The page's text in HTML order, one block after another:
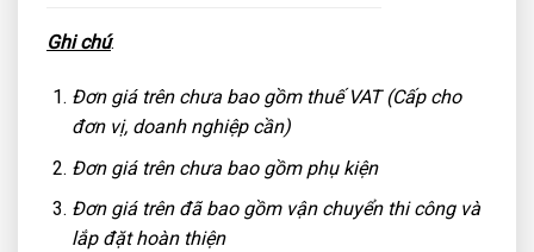
Ghi chú:
Đơn giá trên chưa bao gồm thuế VAT (Cấp cho
đơn vị, doanh nghiệp cần)
Đơn giá trên chưa bao gồm phụ kiện
Đơn giá trên đã bao gồm vận chuyển thi công và
lắp đặt hoàn thiện